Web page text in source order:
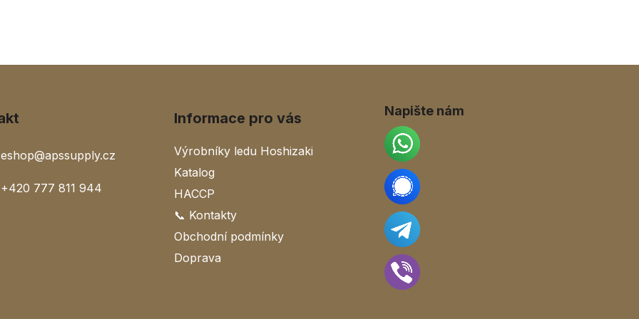
eshop@apssupply.cz
+420 777 811 944
Informace pro vás
Výrobníky ledu Hoshizaki
Katalog
HACCP
📞 Kontakty
Obchodní podmínky
Doprava
Napište nám